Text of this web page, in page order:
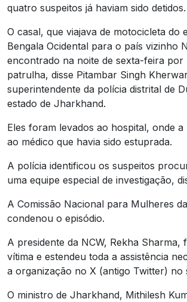
quatro suspeitos já haviam sido detidos.
O casal, que viajava de motocicleta do
Bengala Ocidental para o país vizinho
encontrado na noite de sexta-feira por
patrulha, disse Pitambar Singh
superintendente da polícia distrital de
estado de Jharkhand.
Eles foram levados ao hospital, onde
ao médico que havia sido estuprada.
A polícia identificou os suspeitos
uma equipe especial de investigação,
A Comissão Nacional para Mulheres
condenou o episódio.
A presidente da NCW, Rekha Sharma,
vítima e estendeu toda a assistência
a organização no X (antigo Twitter) no
O ministro de Jharkhand, Mithilesh